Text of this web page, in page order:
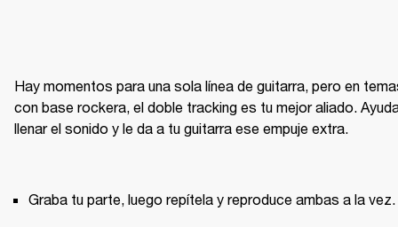
Hay momentos para una sola línea de guitarra, pero en
con base rockera, el doble tracking es tu mejor aliado.
llenar el sonido y le da a tu guitarra ese empuje extra.
Graba tu parte, luego repítela y reproduce ambas a la vez.